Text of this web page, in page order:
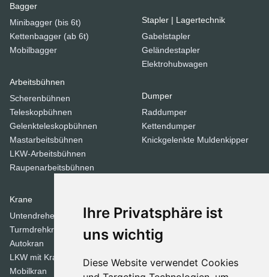
Ihre Privatsphäre ist
uns wichtig
Diese Website verwendet Cookies
Bagger
Minibagger (bis 6t)
Kettenbagger (ab 6t)
Mobilbagger
Arbeitsbühnen
Scherenbühnen
Teleskopbühnen
Gelenkteleskopbühnen
Mastarbeitsbühnen
LKW-Arbeitsbühnen
Raupenarbeitsbühnen
Stapler | Lagertechnik
Gabelstapler
Geländestapler
Elektrohubwagen
Dumper
Raddumper
Kettendumper
Knickgelenkte Muldenkipper
Krane
Untendreherkrane
Turmdrehkrane
Autokran
LKW mit Kran
Mobilkran
Walzen
Tandemwalzen
Stampfer
Dozer